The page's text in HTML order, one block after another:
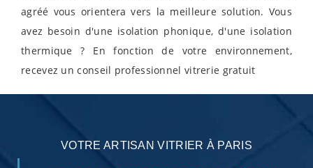
agréé vous orientera vers la meilleure solution. Vous
avez besoin d'une isolation phonique, d'une isolation
thermique ? En fonction de votre environnement,
recevez un conseil professionnel vitrerie gratuit
VOTRE ARTISAN VITRIER À PARIS